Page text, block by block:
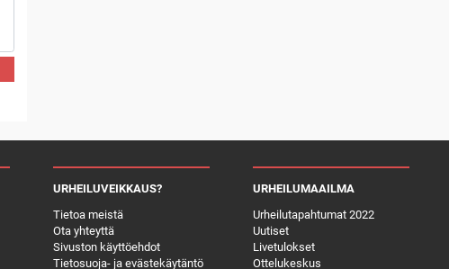
URHEILUVEIKKAUS?
Tietoa meistä
Ota yhteyttä
Sivuston käyttöehdot
Tietosuoja- ja evästekäytäntö
URHEILUMAAILMA
Urheilutapahtumat 2022
Uutiset
Livetulokset
Ottelukeskus